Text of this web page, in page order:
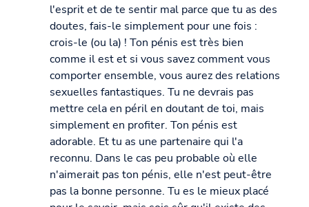
l'esprit et de te sentir mal parce que tu as des
doutes, fais-le simplement pour une fois :
crois-le (ou la) ! Ton pénis est très bien
comme il est et si vous savez comment vous
comporter ensemble, vous aurez des relations
sexuelles fantastiques. Tu ne devrais pas
mettre cela en péril en doutant de toi, mais
simplement en profiter. Ton pénis est
adorable. Et tu as une partenaire qui l'a
reconnu. Dans le cas peu probable où elle
n'aimerait pas ton pénis, elle n'est peut-être
pas la bonne personne. Tu es le mieux placé